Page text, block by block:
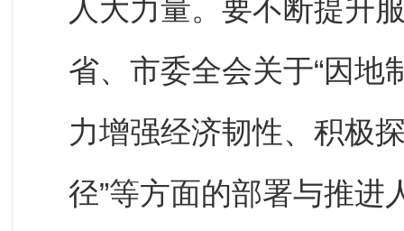
人大力量。要不断提升
省、市委全会关于“因地
力增强经济韧性、积极
径”等方面的部署与推进